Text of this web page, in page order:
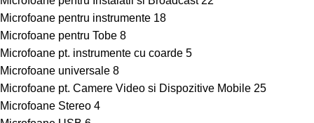
Microfoane pentru instrumente 18
Microfoane pentru Tobe 8
Microfoane pt. instrumente cu coarde 5
Microfoane universale 8
Microfoane pt. Camere Video si Dispozitive Mobile 25
Microfoane Stereo 4